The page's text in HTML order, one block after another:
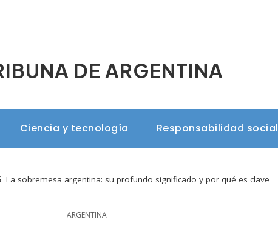
DE ARGENTINA
Ciencia y tecnología Responsabilidad social
La sobremesa argentina: su profundo significado y por qué es clave
ARGENTINA